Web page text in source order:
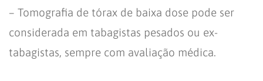
– Tomografia de tórax de baixa dose pode ser
considerada em tabagistas pesados ou ex-
tabagistas, sempre com avaliação médica.